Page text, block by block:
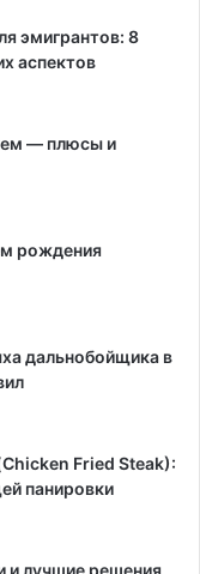
эмигрантов: 8
аспектов
— плюсы и
рождения
дальнобойщика в
Fried Steak):
панировки
и лучшие решения